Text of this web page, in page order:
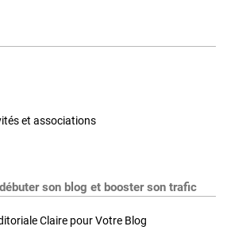
et associations
son blog et booster son trafic
Claire pour Votre Blog